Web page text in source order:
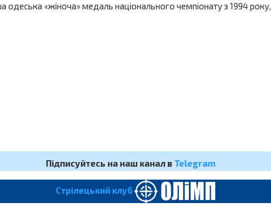
одеська «жіноча» медаль національного чемпіонату з 1994
Підписуйтесь на наш канал в Telegram
Cтрілецький клуб